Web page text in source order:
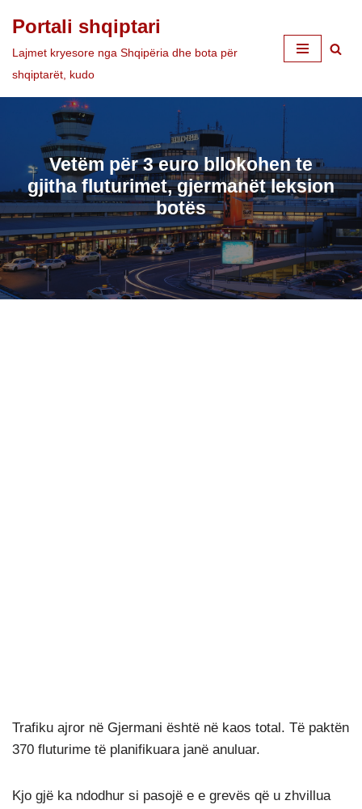
Skip
to
Portali shqiptari
Lajmet kryesore nga Shqipëria dhe bota për
shqiptarët, kudo
Vetëm për 3 euro bllokohen te
gjitha fluturimet, gjermanët leksion
botës
Trafiku ajror në Gjermani është në kaos total. Të paktën
370 fluturime të planifikuara janë anuluar.
Kjo gjë ka ndodhur si pasojë e e grevës që u zhvillua